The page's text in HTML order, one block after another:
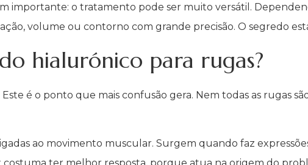
importante: o tratamento pode ser muito versátil.
volume ou contorno com grande precisão. O segredo
hialurónico para rugas?
é o ponto que mais confusão gera. Nem todas as rugas
ao movimento muscular. Surgem quando faz
costuma ter melhor resposta, porque atua na origem do